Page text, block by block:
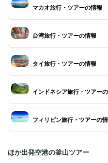
マカオ旅行・ツアーの情報
台湾旅行・ツアーの情報
タイ旅行・ツアーの情報
インドネシア旅行・ツアー
フィリピン旅行・ツアーの
ほか出発空港の釜山ツアー